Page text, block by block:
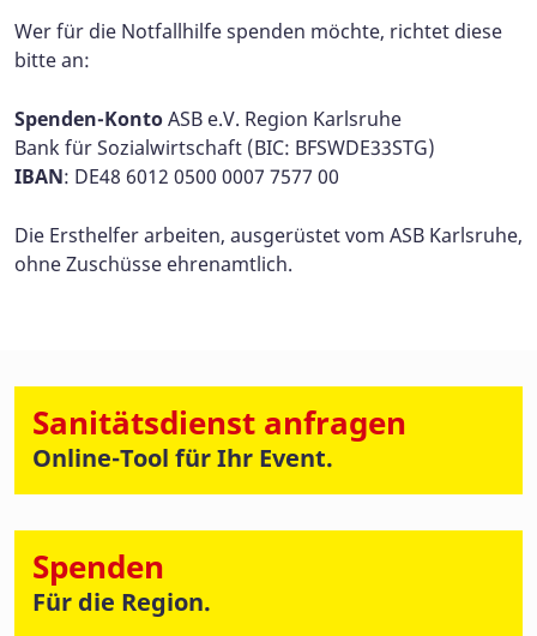
Wer für die Notfallhilfe spenden möchte, richtet diese
bitte an:
Spenden-KontoASB e.V. Region Karlsruhe
Bank für Sozialwirtschaft (BIC: BFSWDE33STG)
IBAN: DE48 6012 0500 0007 7577 00
Die Ersthelfer arbeiten, ausgerüstet vom ASB Karlsruhe,
ohne Zuschüsse ehrenamtlich.
Sanitätsdienst anfragen
Online-Tool für Ihr Event.
Spenden
Für die Region.